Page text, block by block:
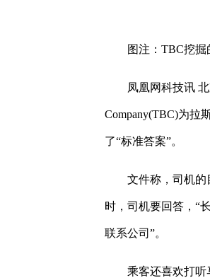
图注：TBC挖
凤凰网科技讯
Company(TBC)为拉
了“标准答案”。
文件称，司机的
时，司机要回答，“
联系公司”。
乘客还喜欢打听